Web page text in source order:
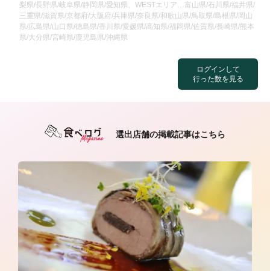
ログインして
行った数を見る
梨県/長野県/岐阜県/静岡県/愛知県、WESTエリア…富山県/石川県/福井県/
三重県/滋賀県/京都府/大阪府/兵庫県/奈良県/和歌山県/鳥取県/島根県/岡山
県/広島県/山口県/徳島県/香川県/愛媛県/高知県/福岡県/佐賀県/長崎県/熊本
県/大分県/宮崎県/鹿児島県/沖縄県
選出店舗の掲載記事はこちら